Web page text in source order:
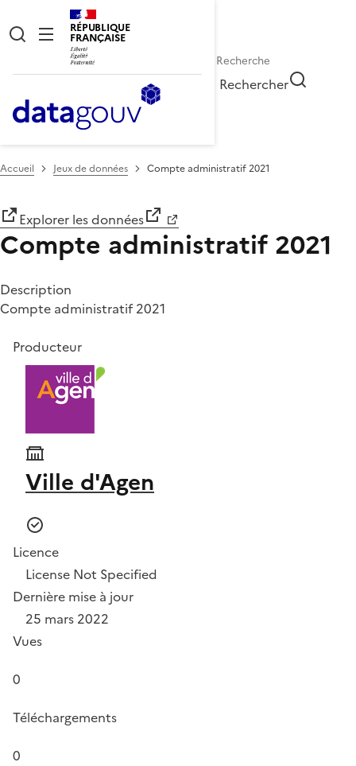
RÉPUBLIQUE
FRANÇAISE
Rechercher
Accueil Jeux de données Compte administratif 2021
Explorer les données
Compte administratif 2021
Description
Compte administratif 2021
Producteur
Ville d'Agen
Licence
License Not Specified
Dernière mise à jour
25 mars 2022
Vues
0
Téléchargements
0